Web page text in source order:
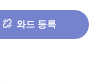
와드 등록